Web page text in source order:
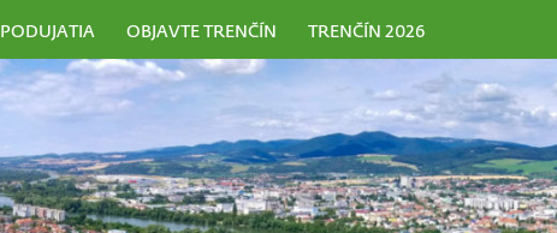
PODUJATIA OBJAVTE TRENČÍN TRENČÍN 2026